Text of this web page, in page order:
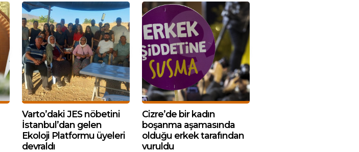
Varto’daki JES nöbetini
İstanbul’dan gelen
Ekoloji Platformu üyeleri
devraldı
Cizre’de bir kadın
boşanma aşamasında
olduğu erkek tarafından
vuruldu